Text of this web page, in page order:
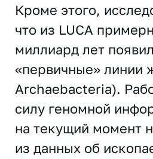
Кроме этого,
что из LUCA
миллиард лет
«первичные» линии
Archaebacteria).
силу геномной
на текущий момент
из данных об